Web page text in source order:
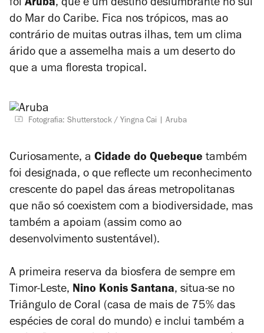
foi Aruba, que é um destino deslumbrante no sul
do Mar do Caribe. Fica nos trópicos, mas ao
contrário de muitas outras ilhas, tem um clima
árido que a assemelha mais a um deserto do
que a uma floresta tropical.
Fotografia: Shutterstock / Yingna Cai Aruba
Curiosamente, a Cidade do Quebeque também
foi designada, o que reflecte um reconhecimento
crescente do papel das áreas metropolitanas
que não só coexistem com a biodiversidade, mas
também a apoiam (assim como ao
desenvolvimento sustentável).
A primeira reserva da biosfera de sempre em
Timor-Leste, Nino Konis Santana, situa-se no
Triângulo de Coral (casa de mais de 75% das
espécies de coral do mundo) e inclui também a